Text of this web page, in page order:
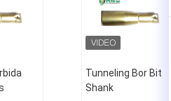
Tunneling Bor Bit
Shank